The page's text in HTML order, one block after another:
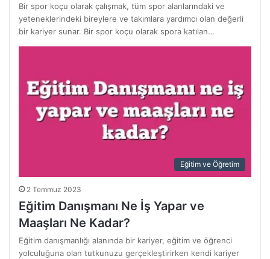
Bir spor koçu olarak çalışmak, tüm spor alanlarındaki ve
yeteneklerindeki bireylere ve takımlara yardımcı olan değerli
bir kariyer sunar. Bir spor koçu olarak spora katılan…
Eğitim ve Öğretim
2 Temmuz 2023
Eğitim Danışmanı Ne İş Yapar ve
Maaşları Ne Kadar?
Eğitim danışmanlığı alanında bir kariyer, eğitim ve öğrenci
yolculuğuna olan tutkunuzu gerçekleştirirken kendi kariyer